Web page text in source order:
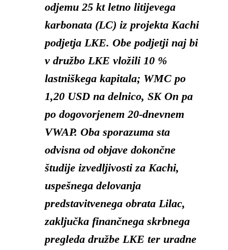
odjemu 25 kt letno litijevega
karbonata (LC) iz projekta Kachi
podjetja LKE. Obe podjetji naj bi
v družbo LKE vložili 10 %
lastniškega kapitala; WMC po
1,20 USD na delnico, SK On pa
po dogovorjenem 20-dnevnem
VWAP. Oba sporazuma sta
odvisna od objave dokončne
študije izvedljivosti za Kachi,
uspešnega delovanja
predstavitvenega obrata Lilac,
zaključka finančnega skrbnega
pregleda družbe LKE ter uradne